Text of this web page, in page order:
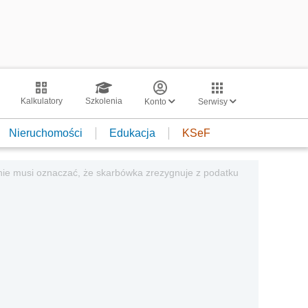
Kalkulatory Szkolenia Konto Serwisy
Nieruchomości Edukacja KSeF
musi oznaczać, że skarbówka zrezygnuje z podatku